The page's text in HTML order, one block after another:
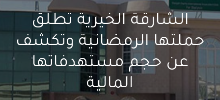
الشارقة الخيرية تطلق
حملتها الرمضانية وتكشف
عن حجم مستهدفاتها
المالية